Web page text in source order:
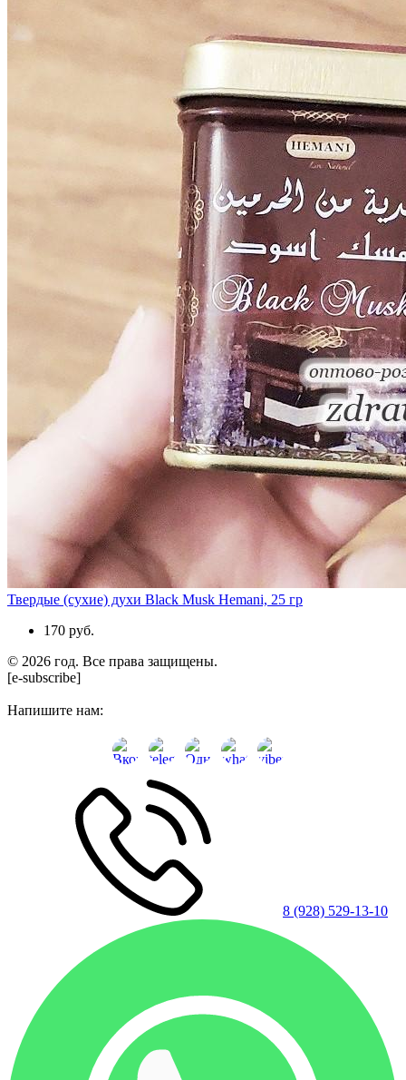
Твердые (сухие) духи Black Musk Hemani, 25 гр
170 руб.
© 2026 год. Все права защищены.
[e-subscribe]
Напишите нам:
8 (928) 529-13-10